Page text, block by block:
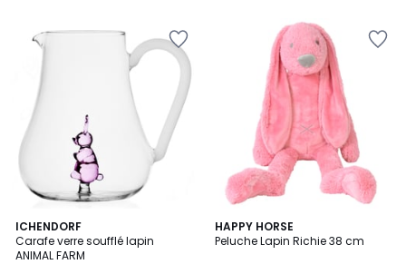
ICHENDORF
Carafe verre soufflé lapin
ANIMAL FARM
HAPPY HORSE
Peluche Lapin Richie 38 cm